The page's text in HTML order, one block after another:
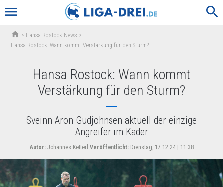
menu search
home > Hansa Rostock News >
Hansa Rostock: Wann kommt Verstärkung für den Sturm?
Hansa Rostock: Wann kommt
Verstärkung für den Sturm?
Sveinn Aron Gudjohnsen aktuell der einzige
Angreifer im Kader
Autor:Johannes Ketterl Veröffentlicht:Dienstag, 17.12.24 | 11:38